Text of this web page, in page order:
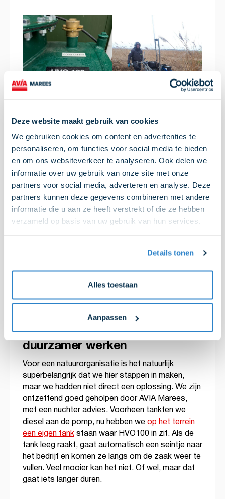
Deze website maakt gebruik van cookies
We gebruiken cookies om content en advertenties te
personaliseren, om functies voor social media te bieden
en om ons websiteverkeer te analyseren. Ook delen we
informatie over uw gebruik van onze site met onze
partners voor social media, adverteren en analyse. Deze
partners kunnen deze gegevens combineren met andere
informatie die u aan ze heeft verstrekt of die ze hebben
verzameld op basis van uw gebruik van hun services.
Details tonen
Alles toestaan
Aanpassen
Waarom Stichting Landschap
Noord-Holland kiest voor AVIA
Marees
Op de vraag waarom Landschap Noord-Holland
heeft gekozen voor AVIA Marees grijnst Jos met
brede lach en knikt. “Ze hebben een hele
allebei in de lach omdat we weten wie dat dan is.
AVIA Marees contact legde, dat was de start naar
een mooie samenwerking waarbij onze
Groenploeg duurzamer kan werken.”
De volgende stap naar
duurzamer werken
Voor een natuurorganisatie is het natuurlijk
superbelangrijk dat we hier stappen in maken,
maar we hadden niet direct een oplossing. We zijn
ontzettend goed geholpen door AVIA Marees,
met een nuchter advies. Voorheen tankten we
diesel aan de pomp, nu hebben weop het terrein
een eigen tankstaan waar HVO100 in zit. Als de
tank leeg raakt, gaat automatisch een seintje naar
het bedrijf en komen ze langs om de zaak weer te
vullen. Veel mooier kan het niet. Of wel, maar dat
gaat iets langer duren.